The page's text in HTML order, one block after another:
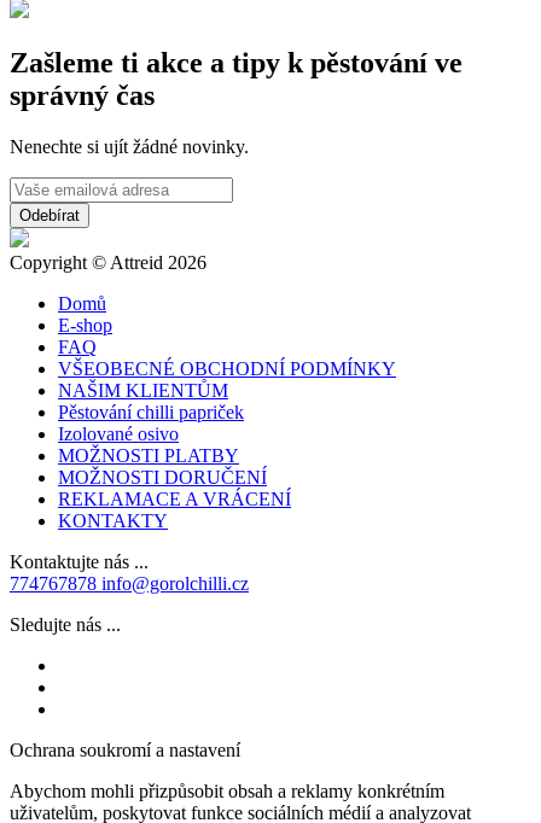
Zašleme ti akce a tipy k pěstování ve
správný čas
Nenechte si ujít žádné novinky.
Copyright © Attreid 2026
Domů
E-shop
FAQ
VŠEOBECNÉ OBCHODNÍ PODMÍNKY
NAŠIM KLIENTŮM
Pěstování chilli papriček
Izolované osivo
MOŽNOSTI PLATBY
MOŽNOSTI DORUČENÍ
REKLAMACE A VRÁCENÍ
KONTAKTY
Kontaktujte nás ...
774767878 info@gorolchilli.cz
Sledujte nás ...
Ochrana soukromí a nastavení
Abychom mohli přizpůsobit obsah a reklamy konkrétním
uživatelům, poskytovat funkce sociálních médií a analyzovat